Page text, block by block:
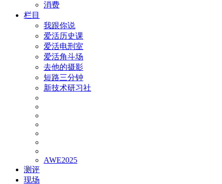
消费
栏目
我跟你说
爱活历史课
爱活电刑室
爱活角斗场
去他的摄影
短路三分钟
新技术研习社
AWE2025
测评
现场